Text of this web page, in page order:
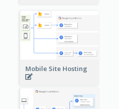
Mobile Site Hosting